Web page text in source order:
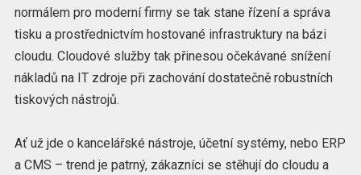
normálem pro moderní firmy se tak stane řízení a správa
tisku a prostřednictvím hostované infrastruktury na bázi
cloudu. Cloudové služby tak přinesou očekávané snížení
nákladů na IT zdroje při zachování dostatečně robustních
tiskových nástrojů.
Ať už jde o kancelářské nástroje, účetní systémy, nebo ERP
a CMS – trend je patrný, zákazníci se stěhují do cloudu a